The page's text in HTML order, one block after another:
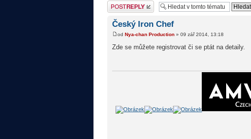
Odeslat odpověď
Český Iron Chef
od Nya-chan Production » 09 zář 2014, 13:18
Zde se můžete registrovat či se ptát na detaily.